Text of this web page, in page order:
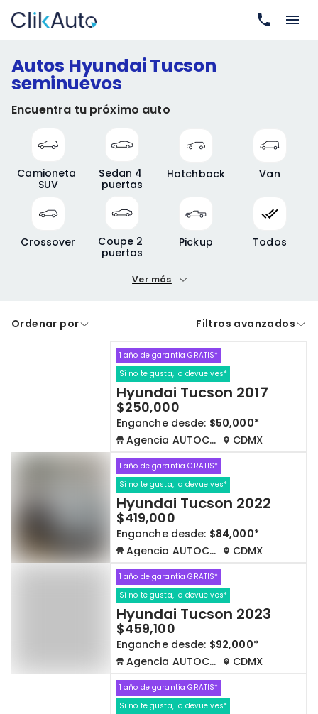
Autos Hyundai Tucson
seminuevos
Encuentra tu próximo auto
Camioneta
SUV
Sedan 4
puertas
Hatchback Van
Crossover
Coupe 2
puertas
Pickup Todos
Precio máximo
A crédito De contado
Cdmx y Edo Mex Querétaro
Borrar todo
Ver más
Ordenar por Filtros avanzados
1 año de garantía GRATIS*
Si no te gusta, lo devuelves*
Hyundai Tucson 2017
$250,000
Enganche desde: $50,000*
Agencia AUTOCOM
CDMX
1 año de garantía GRATIS*
Si no te gusta, lo devuelves*
Hyundai Tucson 2022
$419,000
Enganche desde: $84,000*
Agencia AUTOCOM
CDMX
1 año de garantía GRATIS*
Si no te gusta, lo devuelves*
Hyundai Tucson 2023
$459,100
Enganche desde: $92,000*
Agencia AUTOCOM
CDMX
1 año de garantía GRATIS*
Si no te gusta, lo devuelves*